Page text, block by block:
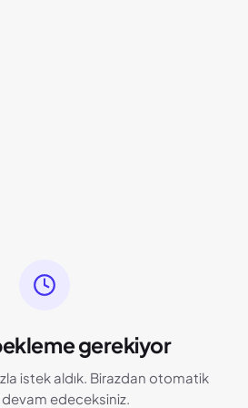
gerekiyor
istek aldık. Birazdan otomatik
edeceksiniz.